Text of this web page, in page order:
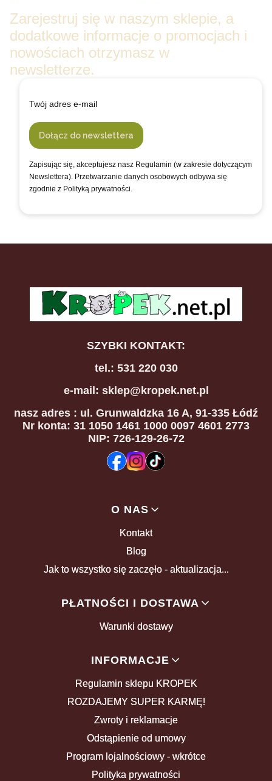
Zarejestruj się w naszym sklepie, a
dodatkowe informacje o promocjach i
nowościach otrzymasz w
newsletterze.
Twój adres e-mail
Dołącz do newslettera
Zapisując się, akceptujesz nasz Regulamin (w zakresie dotyczącym
Newslettera). Przetwarzanie danych osobowych odbywa się
zgodnie z Polityką prywatności.
SZYBKI KONTAKT:
tel.: 531 220 030
e-mail: sklep@kropek.net.pl
nasz adres : ul. Grunwaldzka 16 A, 91-335 Łódź
Nr konta: 31 1050 1461 1000 0097 4601 2773
NIP: 726-129-26-72
O NAS
Kontakt
Blog
Jak to wszystko się zaczęło - aktualizacja...
PŁATNOŚCI I DOSTAWA
Warunki dostawy
INFORMACJE
Regulamin sklepu KROPEK
ROZDAJEMY SUPER KARMĘ!
Zwroty i reklamacje
Odstąpienie od umowy
Program lojalnościowy - wkrótce
Polityka prywatności